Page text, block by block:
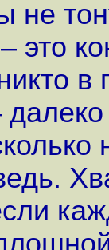
не
это
в